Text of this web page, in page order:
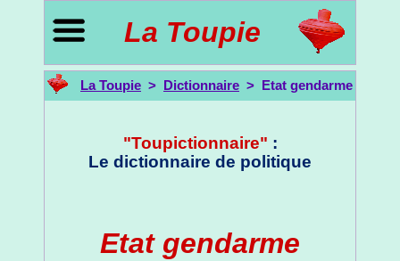
La Toupie
La Toupie > Dictionnaire > Etat gendarme
"Toupictionnaire" :
Le dictionnaire de politique
Etat gendarme